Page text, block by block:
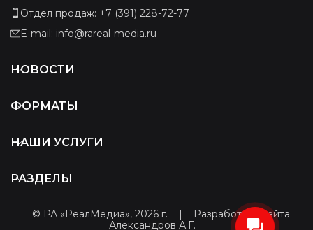
Отдел продаж: +7 (391) 228-72-77
E-mail: info@rareal-media.ru
НОВОСТИ
ФОРМАТЫ
НАШИ УСЛУГИ
РАЗДЕЛЫ
© РА «РеалМедиа», 2026 г. |
Разработчик сайта
Александров А.Г.